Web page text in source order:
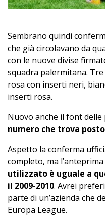
Sembrano quindi
che già circolavano da
con le nuove divise
squadra palermitana.
rosa con inserti neri,
inserti rosa.
Nuovo anche il font
numero che trova
Aspetto la conferma
completo, ma
utilizzato è uguale a
il 2009-2010. Avrei
parte di un’azienda che
Europa League.